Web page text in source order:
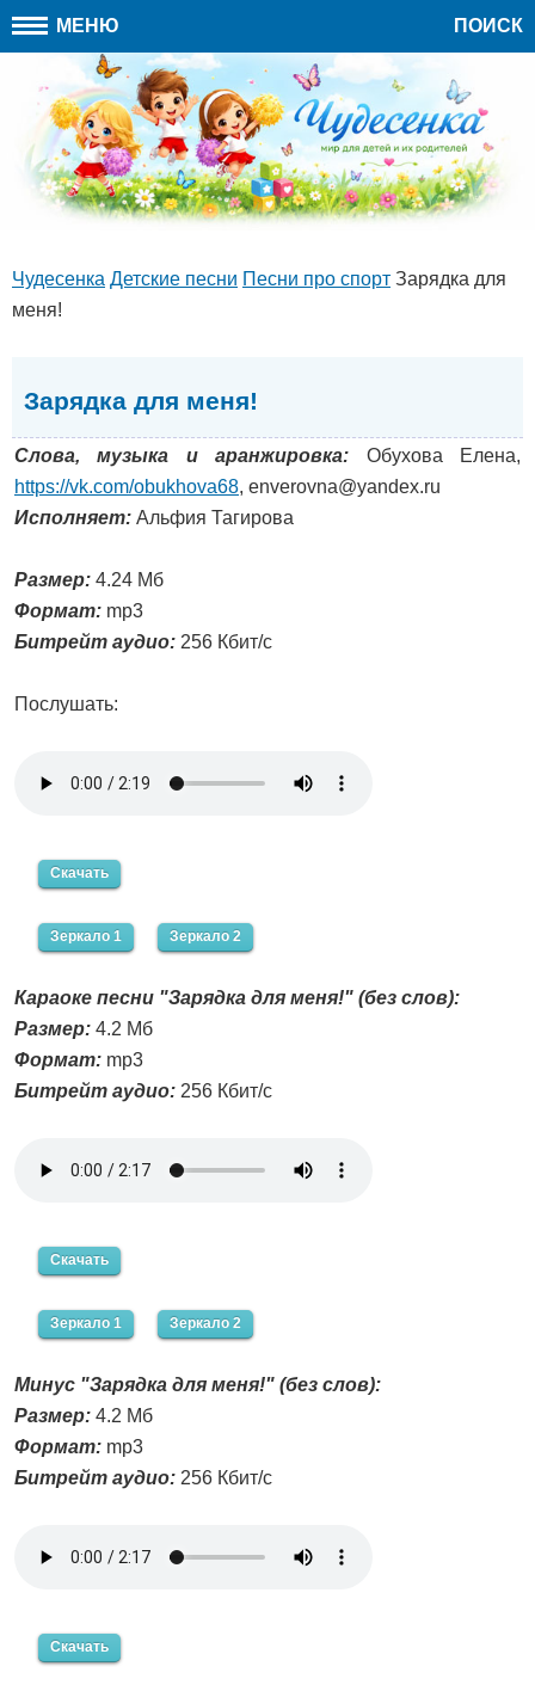
МЕНЮ ПОИСК
Чудесенка Детские песни Песни про спорт Зарядка для
меня!
Зарядка для меня!
Слова, музыка и аранжировка: Обухова Елена,
https://vk.com/obukhova68, enverovna@yandex.ru
Исполняет: Альфия Тагирова
Размер: 4.24 Мб
Формат: mp3
Битрейт аудио: 256 Кбит/с
Послушать:
Скачать
Зеркало 1 Зеркало 2
Караоке песни "Зарядка для меня!" (без слов):
Размер: 4.2 Мб
Формат: mp3
Битрейт аудио: 256 Кбит/с
Скачать
Зеркало 1 Зеркало 2
Минус "Зарядка для меня!" (без слов):
Размер: 4.2 Мб
Формат: mp3
Битрейт аудио: 256 Кбит/с
Скачать